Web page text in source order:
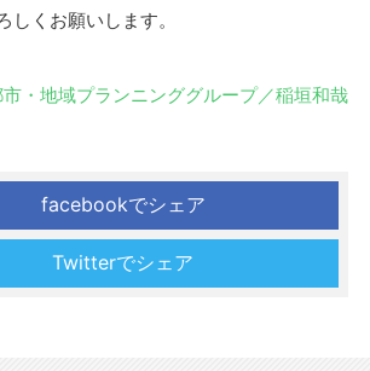
しくお願いします。
・地域プランニンググループ／稲垣和哉
facebookでシェア
Twitterでシェア